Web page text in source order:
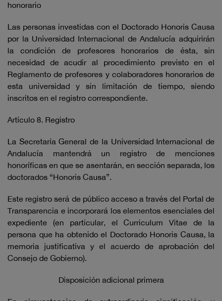
honorario
Las personas investidas con el Doctorado Honoris Causa
por la Universidad Internacional de Andalucía adquirirán
la condición de profesores honorarios de ésta, sin
necesidad de acudir al procedimiento previsto en el
Reglamento de profesores y colaboradores honorarios de
esta universidad y sin limitación de tiempo, siendo
inscritos en el registro correspondiente.
Artículo 8. Registro
La Secretaría General de la Universidad Internacional de
Andalucía mantendrá un registro de menciones
honoríficas en que se asentarán, en sección separada, los
doctorados “Honoris Causa”.
Este registro será de público acceso a través del Portal de
Transparencia e incorporará los elementos esenciales del
expediente (en particular, el Curriculum Vitae de la
persona que ha obtenido el Doctorado Honoris Causa, la
memoria justificativa y el acuerdo de aprobación del
Consejo de Gobierno).
Disposición adicional primera